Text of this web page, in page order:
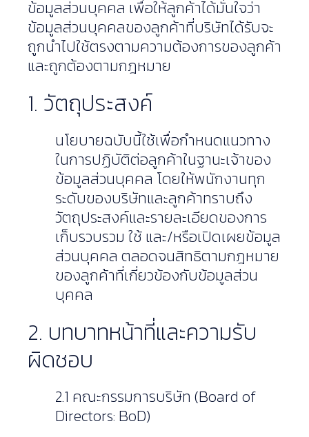
ข้อมูลส่วนบุคคล เพื่อให้ลูกค้าได้มั่นใจว่า
ข้อมูลส่วนบุคคลของลูกค้าที่บริษัทได้รับจะ
ถูกนำไปใช้ตรงตามความต้องการของลูกค้า
และถูกต้องตามกฎหมาย
1. วัตถุประสงค์
นโยบายฉบับนี้ใช้เพื่อกำหนดแนวทาง
ในการปฏิบัติต่อลูกค้าในฐานะเจ้าของ
ข้อมูลส่วนบุคคล โดยให้พนักงานทุก
ระดับของบริษัทและลูกค้าทราบถึง
วัตถุประสงค์และรายละเอียดของการ
เก็บรวบรวม ใช้ และ/หรือเปิดเผยข้อมูล
ส่วนบุคคล ตลอดจนสิทธิตามกฎหมาย
ของลูกค้าที่เกี่ยวข้องกับข้อมูลส่วน
บุคคล
2. บทบาทหน้าที่และความรับ
ผิดชอบ
2.1 คณะกรรมการบริษัท (Board of
Directors: BoD)